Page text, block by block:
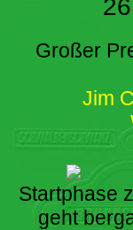
Großer
Jim
Startphase
geht